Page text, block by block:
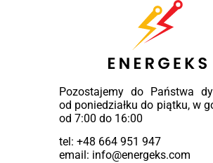
Pozostajemy do Państwa
od poniedziałku do piątku, w
od 7:00 do 16:00
tel: +48 664 951 947
email: info@energeks.com